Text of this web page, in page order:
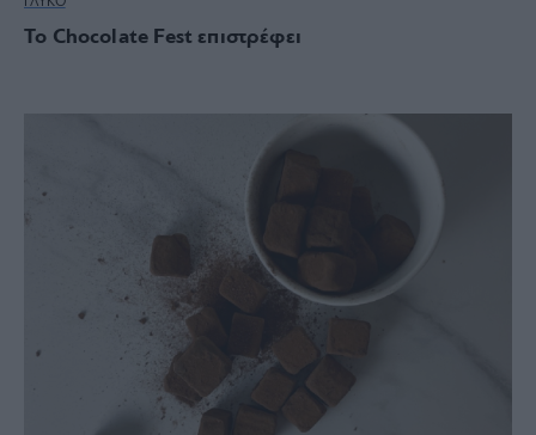
Το Chocolate Fest επιστρέφει